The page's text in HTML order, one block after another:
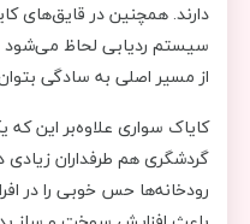
دارند. همچنین در قایق‌های
سیستم‌ ردیابی لحاظ می‌شود
از مسیر اصلی به سادگی بتوان
کایاک سواری علاوه‌بر این
گردشگری هم طرفداران زیادی
رودخانه‌ها حس خوبی را در